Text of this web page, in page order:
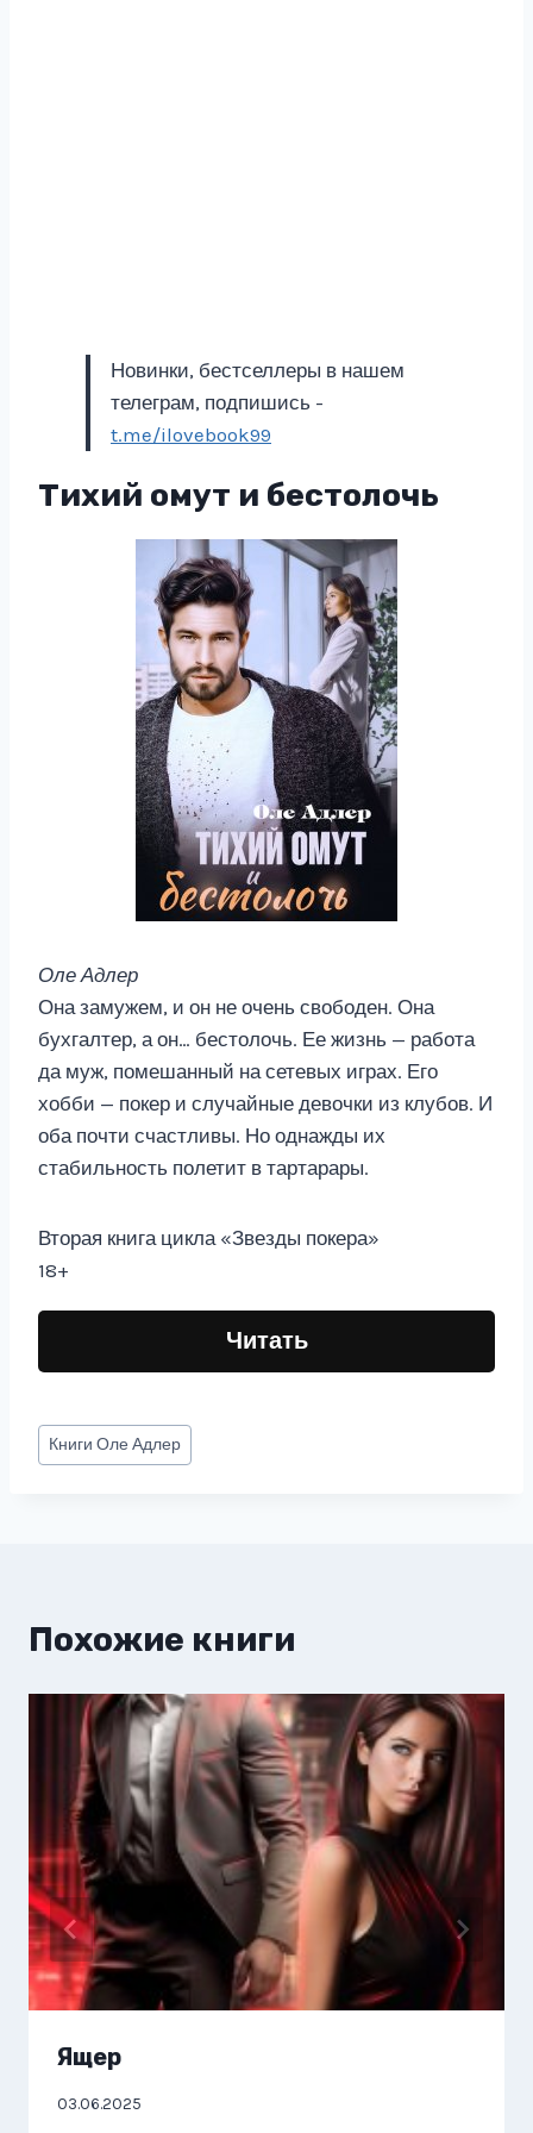
Новинки, бестселлеры в нашем
телеграм, подпишись -
t.me/ilovebook99
Тихий омут и бестолочь
Оле Адлер
Она замужем, и он не очень свободен. Она
бухгалтер, а он… бестолочь. Ее жизнь — работа
да муж, помешанный на сетевых играх. Его
хобби — покер и случайные девочки из клубов. И
оба почти счастливы. Но однажды их
стабильность полетит в тартарары.
Вторая книга цикла «Звезды покера»
18+
Читать
Метки
записи:
КнигиОле Адлер
Похожие книги
Ящер
03.06.2025